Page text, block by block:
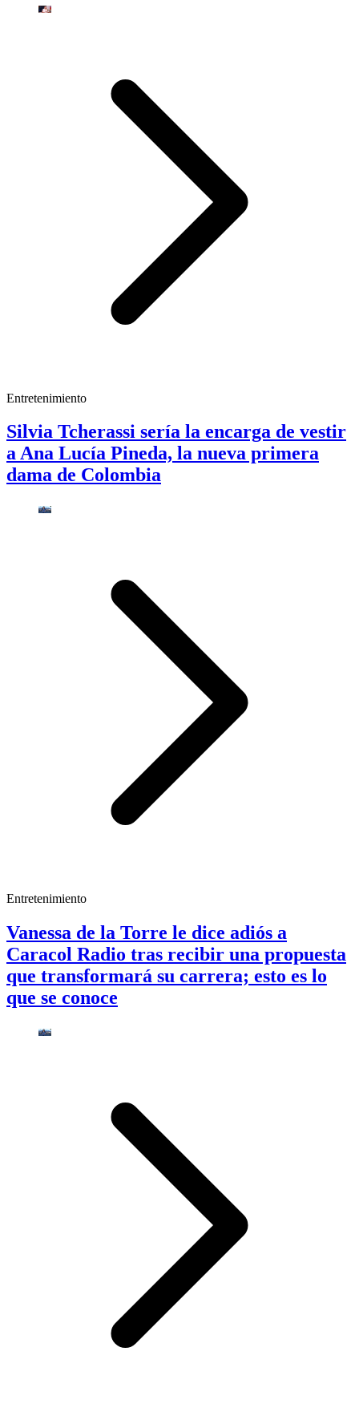
Entretenimiento
Silvia Tcherassi sería la encarga de vestir
a Ana Lucía Pineda, la nueva primera
dama de Colombia
Entretenimiento
Vanessa de la Torre le dice adiós a
Caracol Radio tras recibir una propuesta
que transformará su carrera; esto es lo
que se conoce